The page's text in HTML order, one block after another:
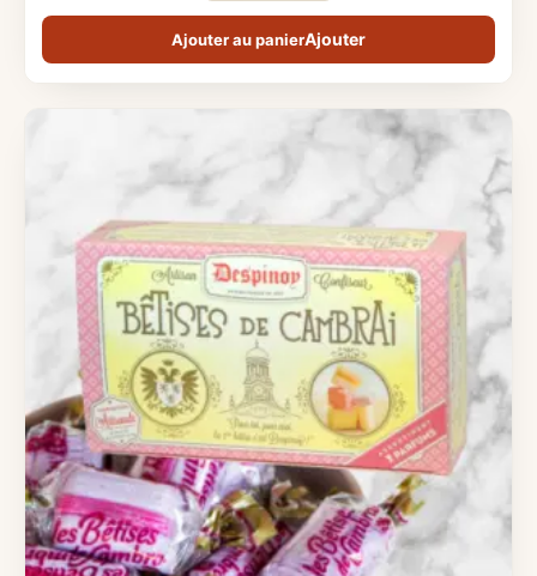
Ajouter au panier